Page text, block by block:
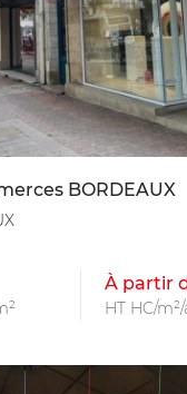
BORDEAUX
À partir
HT HC/